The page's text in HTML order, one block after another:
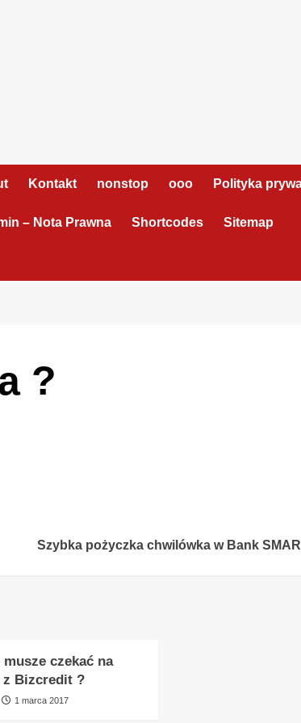
Kontakt nonstop ooo Polityka
– Nota Prawna Shortcodes Sitemap
?
Szybka pożyczka chwilówka w Bank
musze czekać na
z Bizcredit ?
1 marca 2017